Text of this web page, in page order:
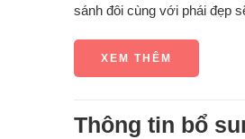
sánh đôi cùng với phái đẹp
XEM THÊM
Thông tin bổ